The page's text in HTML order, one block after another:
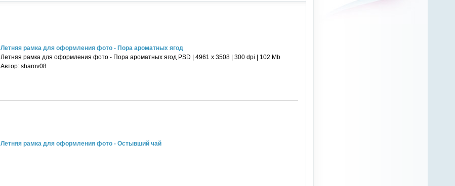
Летняя рамка для оформления фото - Пора ароматных ягод
Летняя рамка для оформления фото - Пора ароматных ягод PSD | 4961 х 3508 | 300 dpi | 102 Mb
Автор: sharov08
Летняя рамка для оформления фото - Остывший чай